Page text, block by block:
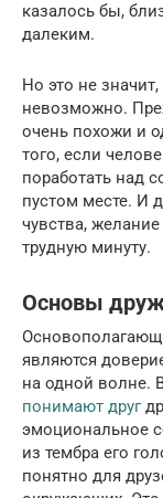
казалось бы,
далеким.
Но это не
невозможно.
очень похожи и
того, если
поработать над
пустом месте. И
чувства,
трудную минуту.
Основы
являются
на одной волне.
понимают друг
эмоциональное
из тембра его
понятно для